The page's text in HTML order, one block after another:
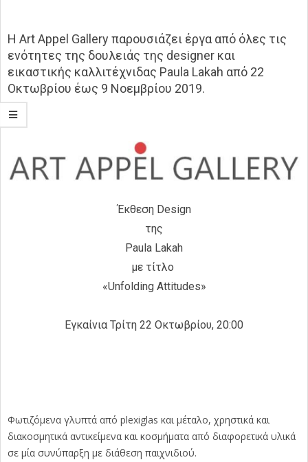
Η Art Appel Gallery παρουσιάζει έργα από όλες τις
ενότητες της δουλειάς της designer και
εικαστικής καλλιτέχνιδας Paula Lakah από 22
Οκτωβρίου έως 9 Νοεμβρίου 2019.
Έκθεση Design
της
Paula Lakah
με τίτλο
«Unfolding Attitudes»
Εγκαίνια Τρίτη 22 Οκτωβρίου, 20:00
Φωτιζόμενα γλυπτά από plexiglas και μέταλο, χρηστικά και
διακοσμητικά αντικείμενα και κοσμήματα από διαφορετικά υλικά
σε μία συνύπαρξη με διάθεση παιχνιδιού.